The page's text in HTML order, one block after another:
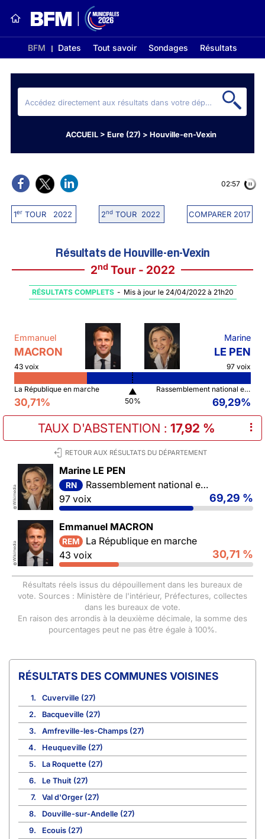
BFM Dates Tout savoir Sondages Résultats
ACCUEIL> Eure (27) > Houville-en-Vexin
1erTOUR 2022 2ndTOUR 2022 COMPARER 2017
02:56
Résultats de Houville-en-Vexin
2ndTour - 2022
RÉSULTATS COMPLETS - Mis à jour le 24/04/2022 à 21h20
Emmanuel
MACRON
43 voix
Marine
LE PEN
97 voix
La République en marche
30,71%
▲
50%
Rassemblement national et ses alliés
69,29%
TAUX D'ABSTENTION : 17,92 % ⠇
RETOUR AUX RÉSULTATS DU DÉPARTEMENT
©
Wikimedia
Marine LE PEN
RN
Rassemblement national et ses alliés
97 voix
69,29 %
©
Wikimedia
Emmanuel MACRON
REM
La République en marche
43 voix
30,71 %
Résultats réels issus du dépouillement dans les bureaux de
vote. Sources : Ministère de l'intérieur, Préfectures, collectes
dans les bureaux de vote.
En raison des arrondis à la deuxième décimale, la somme des
pourcentages peut ne pas être égale à 100%.
COMMUNES VOISINES
1.
Cuverville (27)
2.
Bacqueville (27)
3.
Amfreville-les-Champs (27)
4.
Heuqueville (27)
5.
La Roquette (27)
6.
Le Thuit (27)
7.
Val d'Orger (27)
8.
Douville-sur-Andelle (27)
9.
Ecouis (27)